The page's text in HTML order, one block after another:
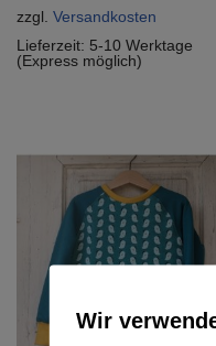
zzgl. Versandkosten
Lieferzeit: 5-10 Werktage
(Express möglich)
Wir